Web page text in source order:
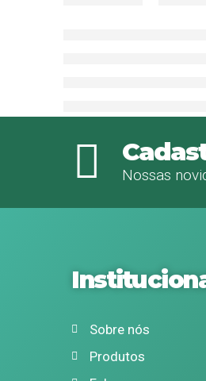
Nossas
Sobre nós
Produtos